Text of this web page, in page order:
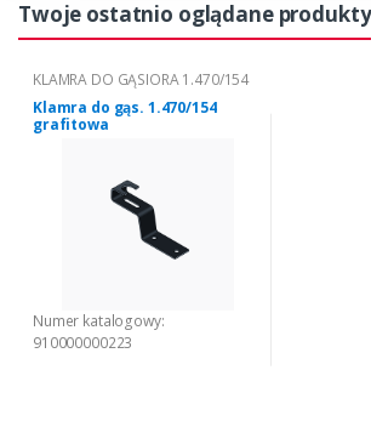
Twoje ostatnio oglądane produkty
KLAMRA DO GĄSIORA 1.470/154
Klamra do gąs. 1.470/154
grafitowa
Numer katalogowy:
910000000223